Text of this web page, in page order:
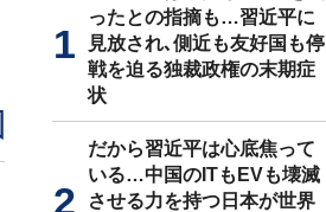
ったとの指摘も…習近平に
見放され､側近も友好国も停
戦を迫る独裁政権の末期症
状
だから習近平は心底焦って
いる…中国のITもEVも壊滅
させる力を持つ日本が世界